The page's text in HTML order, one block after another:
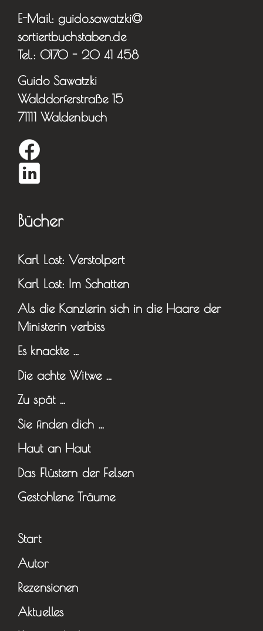
E-Mail: guido.sawatzki@
sortiertbuchstaben.de
Tel.: 0170 - 20 41 458
Guido Sawatzki
Walddorferstraße 15
71111 Waldenbuch
Bücher
Karl Lost: Verstolpert
Karl Lost: Im Schatten
Als die Kanzlerin sich in die Haare der
Ministerin verbiss
Es knackte …
Die achte Witwe …
Zu spät …
Sie finden dich …
Haut an Haut
Das Flüstern der Felsen
Gestohlene Träume
Start
Autor
Rezensionen
Aktuelles